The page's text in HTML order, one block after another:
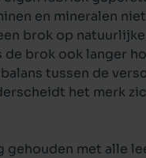
en mineralen
brok op
de brok ook langer
tussen de
het merk
gehouden met alle